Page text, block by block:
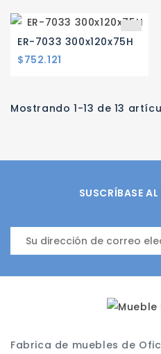
ER-7033 300x120x75H
$752.121
Mostrando 1-13 de 13
SUSCRÍBASE
Fabrica de muebles de